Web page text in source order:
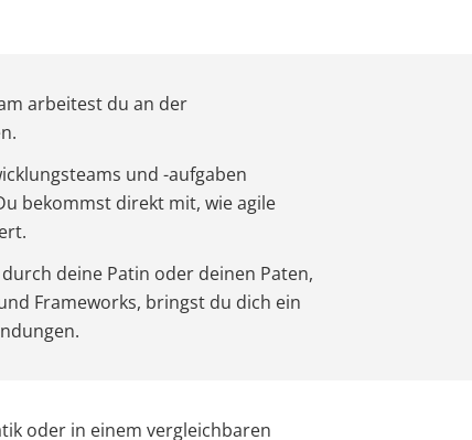
arbeitest du an der
und -aufgaben
bekommst direkt mit, wie agile
deine Patin oder deinen Paten,
Frameworks, bringst du dich ein
oder in einem vergleichbaren